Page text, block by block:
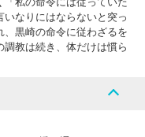
なりにはならないと突っ
黒崎の命令に従わざるを
教は続き、体だけは慣ら